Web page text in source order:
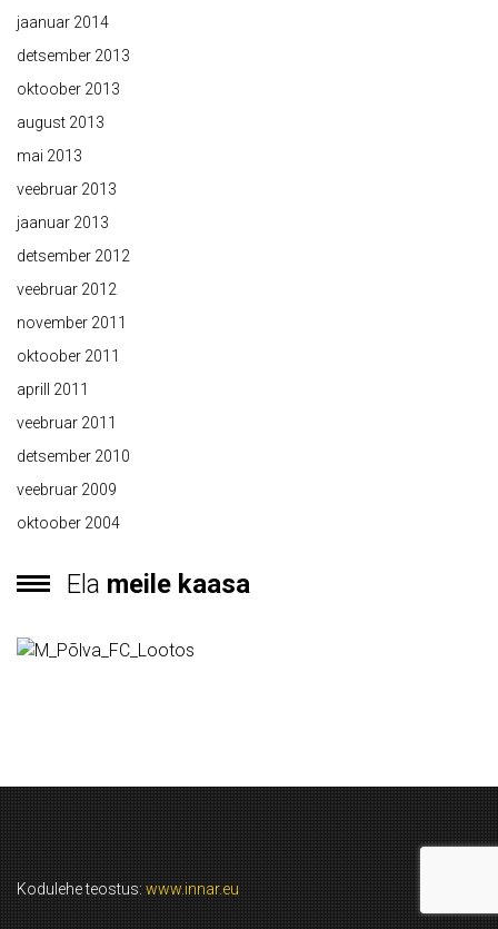
jaanuar 2014
detsember 2013
oktoober 2013
august 2013
mai 2013
veebruar 2013
jaanuar 2013
detsember 2012
veebruar 2012
november 2011
oktoober 2011
aprill 2011
veebruar 2011
detsember 2010
veebruar 2009
oktoober 2004
Ela meile kaasa
Kodulehe teostus: www.innar.eu